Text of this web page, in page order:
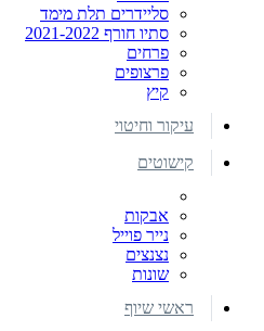
סליידרים תלת מימד
סתיו חורף 2021-2022
פרחים
פרצופים
קיץ
עיקור וחיטוי
קישוטים
אבקות
נייר פוייל
נצנצים
שונות
ראשי שיוף